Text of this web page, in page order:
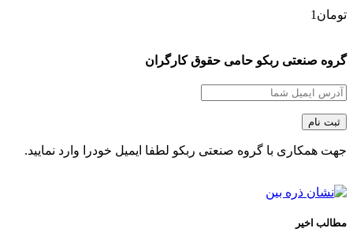
تومان 1
گروه صنعتی ربکو حامی حقوق کارگران
جهت همکاری با گروه صنعتی ربکو لطفا ایمیل خودرا وارد نمایید.
مطالب اخیر